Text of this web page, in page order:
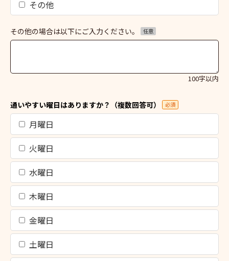
その他
その他の場合は以下にご入力ください。 任意
100字以内
通いやすい曜日はありますか？（複数回答可） 必須
月曜日
火曜日
水曜日
木曜日
金曜日
土曜日